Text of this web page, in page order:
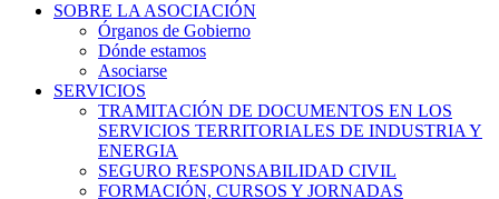
SOBRE LA ASOCIACIÓN
Órganos de Gobierno
Dónde estamos
Asociarse
SERVICIOS
TRAMITACIÓN DE DOCUMENTOS EN LOS
SERVICIOS TERRITORIALES DE INDUSTRIA Y
ENERGIA
SEGURO RESPONSABILIDAD CIVIL
FORMACIÓN, CURSOS Y JORNADAS